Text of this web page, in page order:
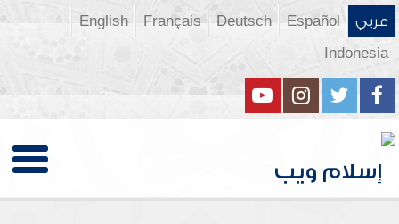
عربي Español
Deutsch
Français
English
Indonesia